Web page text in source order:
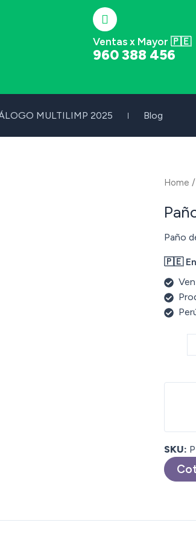
Ventas x Mayor 🇵🇪
960 388 456
MULTILIMP 2025 Blog
Home /
Paño
🇵🇪
SKU: